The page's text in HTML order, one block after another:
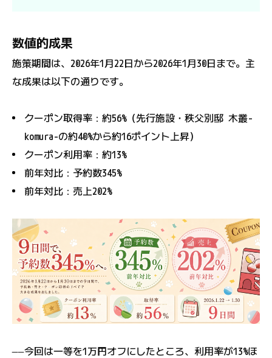
数値的成果
施策期間は、2026年1月22日から2026年1月30日まで。主
な成果は以下の通りです。
クーポン取得率：約56%（先行施設・秩父別邸 木叢-
komura-の約40%から約16ポイント上昇）
クーポン利用率：約13%
前年対比：予約数345%
前年対比：売上202%
――今回は一等を1万円オフにしたところ、利用率が13%ほ